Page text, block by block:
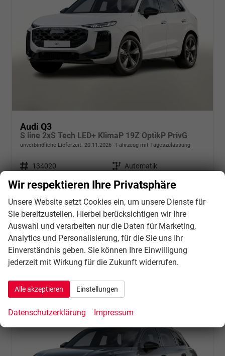
Audi Q3
S line 2xS Tech LED+ KlimaP 19Z OptikP PrivG
unverbindliche Lieferzeit: 20.11.2026 Fahrzeug mit Tageszulassung
Fahrzeugnr. 134020 Getriebe Automatik
Leistung 150 kW (204 PS) Kilometerstand 10 km
31.07.2026
48.823,– € Details
Verbrauch kombiniert:8,00 l/100km
CO -Klasse: G
CO2-Emissionen:181,00 g/km
Wir respektieren Ihre Privatsphäre
Unsere Website setzt Cookies ein, um unsere Dienste für
Sie bereitzustellen. Hierbei berücksichtigen wir Ihre
Auswahl und verarbeiten nur die Daten für Marketing,
Analytics und Personalisierung, für die Sie uns Ihr
Einverständnis geben. Sie können Ihre Einwilligung
jederzeit mit Wirkung für die Zukunft widerrufen.
Alle akzeptieren Einstellungen
Datenschutzerklärung Impressum